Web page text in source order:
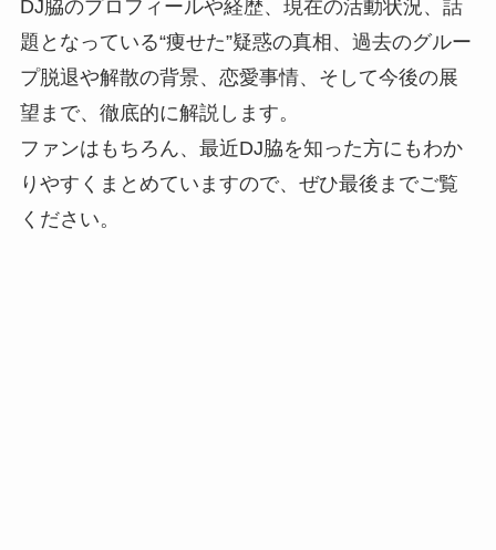
DJ脇のプロフィールや経歴、現在の活動状況、話
題となっている“痩せた”疑惑の真相、過去のグルー
プ脱退や解散の背景、恋愛事情、そして今後の展
望まで、徹底的に解説します。
ファンはもちろん、最近DJ脇を知った方にもわか
りやすくまとめていますので、ぜひ最後までご覧
ください。